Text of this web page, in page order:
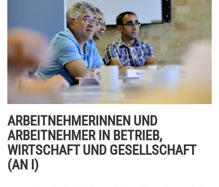
ARBEITNEHMERINNEN UND
ARBEITNEHMER IN BETRIEB,
WIRTSCHAFT UND GESELLSCHAFT
(AN I)